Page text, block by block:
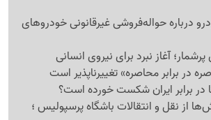
درباره حواله‌فروشی غیرقانونی خودروهای
آغاز نبرد برای نیروی انسانی
در برابر محاصره» تغییرناپذیر است
در برابر ایران شکست خورده است؟
از نقل و انتقالات باشگاه پرسپولیس ؛